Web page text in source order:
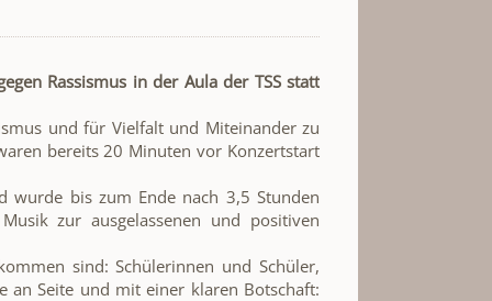
Rassismus in der Aula der TSS statt
und für Vielfalt und Miteinander zu
bereits 20 Minuten vor Konzertstart
wurde bis zum Ende nach 3,5 Stunden
zur ausgelassenen und positiven
sind: Schülerinnen und Schüler,
an Seite und mit einer klaren Botschaft: